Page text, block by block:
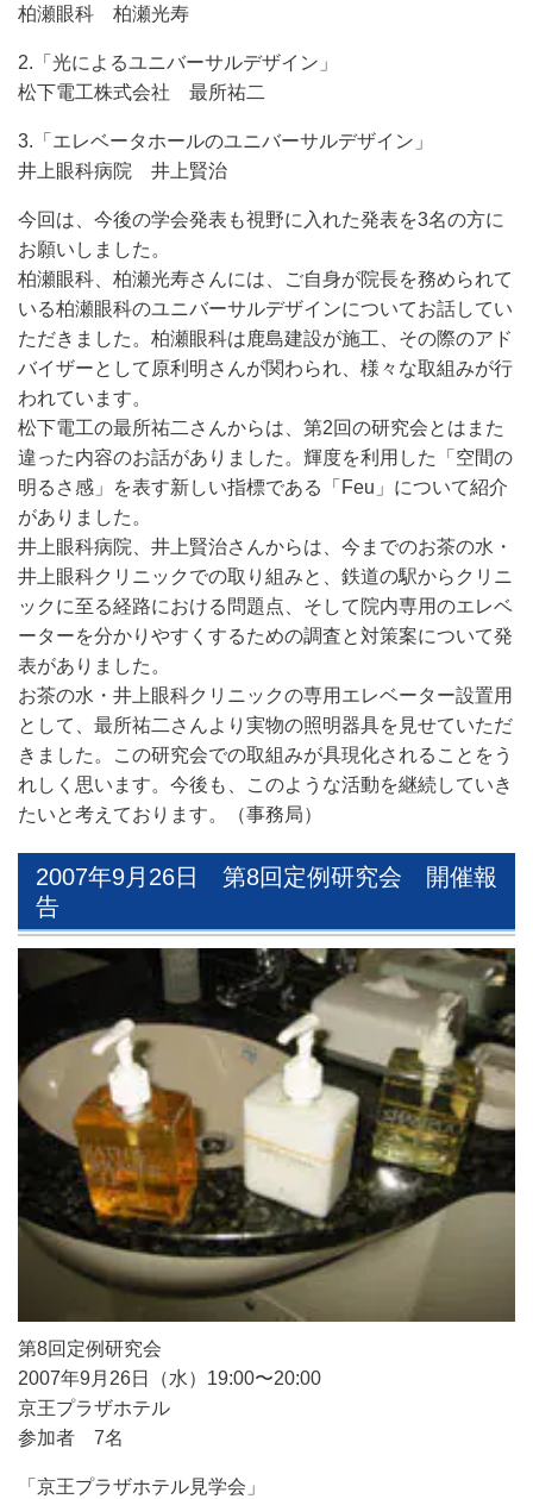
柏瀬眼科 柏瀬光寿
2.「光によるユニバーサルデザイン」
松下電工株式会社 最所祐二
3.「エレベータホールのユニバーサルデザイン」
井上眼科病院 井上賢治
今回は、今後の学会発表も視野に入れた発表を3名の方に
お願いしました。
柏瀬眼科、柏瀬光寿さんには、ご自身が院長を務められて
いる柏瀬眼科のユニバーサルデザインについてお話してい
ただきました。柏瀬眼科は鹿島建設が施工、その際のアド
バイザーとして原利明さんが関わられ、様々な取組みが行
われています。
松下電工の最所祐二さんからは、第2回の研究会とはまた
違った内容のお話がありました。輝度を利用した「空間の
明るさ感」を表す新しい指標である「Feu」について紹介
がありました。
井上眼科病院、井上賢治さんからは、今までのお茶の水・
井上眼科クリニックでの取り組みと、鉄道の駅からクリニ
ックに至る経路における問題点、そして院内専用のエレベ
ーターを分かりやすくするための調査と対策案について発
表がありました。
お茶の水・井上眼科クリニックの専用エレベーター設置用
として、最所祐二さんより実物の照明器具を見せていただ
きました。この研究会での取組みが具現化されることをう
れしく思います。今後も、このような活動を継続していき
たいと考えております。（事務局）
2007年9月26日 第8回定例研究会 開催報
告
第8回定例研究会
2007年9月26日（水）19:00〜20:00
京王プラザホテル
参加者 7名
「京王プラザホテル見学会」